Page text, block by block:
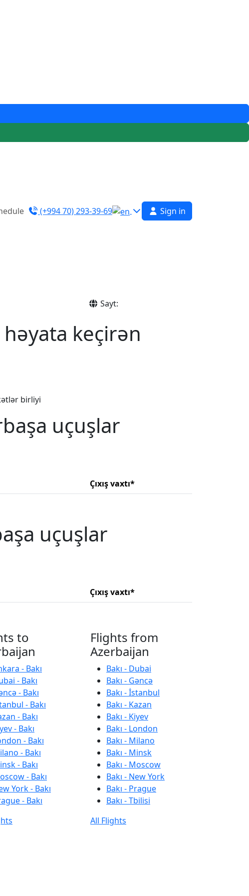
(+994 70) 293-39-69 Sign in
Sayt:
keçirən
birliyi
uçuşlar
Çıxış vaxtı*
uçuşlar
Çıxış vaxtı*
to
- Bakı
- Bakı
- Bakı
- Bakı
- Bakı
- Bakı
- Bakı
- Bakı
- Bakı
- Bakı
York - Bakı
- Bakı
Flights from
Azerbaijan
Bakı - Dubai
Bakı - Gəncə
Bakı - İstanbul
Bakı - Kazan
Bakı - Kiyev
Bakı - London
Bakı - Milano
Bakı - Minsk
Bakı - Moscow
Bakı - New York
Bakı - Prague
Bakı - Tbilisi
All Flights